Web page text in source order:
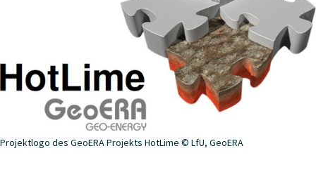
Projektlogo des GeoERA Projekts HotLime © LfU, GeoERA